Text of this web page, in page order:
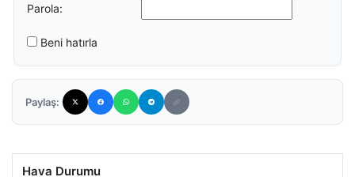
Parola:
Beni hatırla
Paylaş:
Hava Durumu